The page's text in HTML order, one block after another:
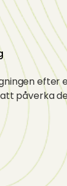
efter
påverka